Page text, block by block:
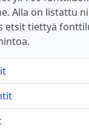
Alla on listattu
etsit tiettyä